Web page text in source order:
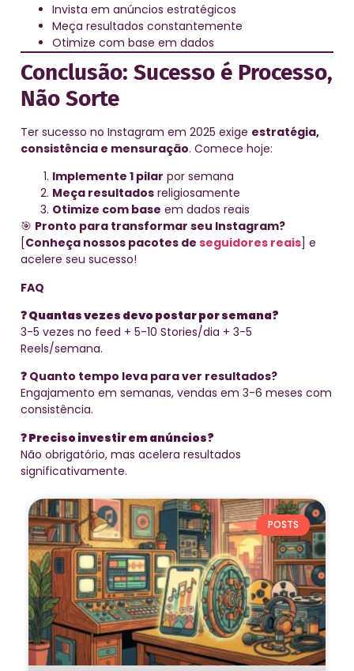
Invista em anúncios estratégicos
Meça resultados constantemente
Otimize com base em dados
Conclusão: Sucesso é Processo,
Não Sorte
Ter sucesso no Instagram em 2025 exige estratégia,
consistência e mensuração. Comece hoje:
Implemente 1 pilar por semana
Meça resultados religiosamente
Otimize com base em dados reais
🎯 Pronto para transformar seu Instagram?
[Conheça nossos pacotes de seguidores reais] e
acelere seu sucesso!
FAQ
❓ Quantas vezes devo postar por semana?
3-5 vezes no feed + 5-10 Stories/dia + 3-5
Reels/semana.
❓ Quanto tempo leva para ver resultados?
Engajamento em semanas, vendas em 3-6 meses com
consistência.
❓ Preciso investir em anúncios?
Não obrigatório, mas acelera resultados
significativamente.
POSTS